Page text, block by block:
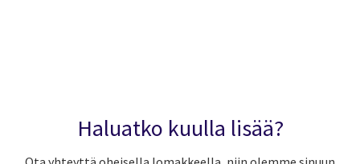
Haluatko kuulla lisää?